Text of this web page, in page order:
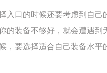
入口的时候还要考虑到自
的装备不够好，就会遭遇
，要选择适合自己装备水平